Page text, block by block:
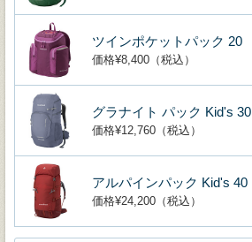
ツインポケットパック 20
価格¥8,400（税込）
グラナイト パック Kid's 30
価格¥12,760（税込）
アルパインパック Kid's 40
価格¥24,200（税込）